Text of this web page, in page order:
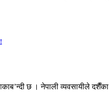
छ । नेपाली व्यवसायीले